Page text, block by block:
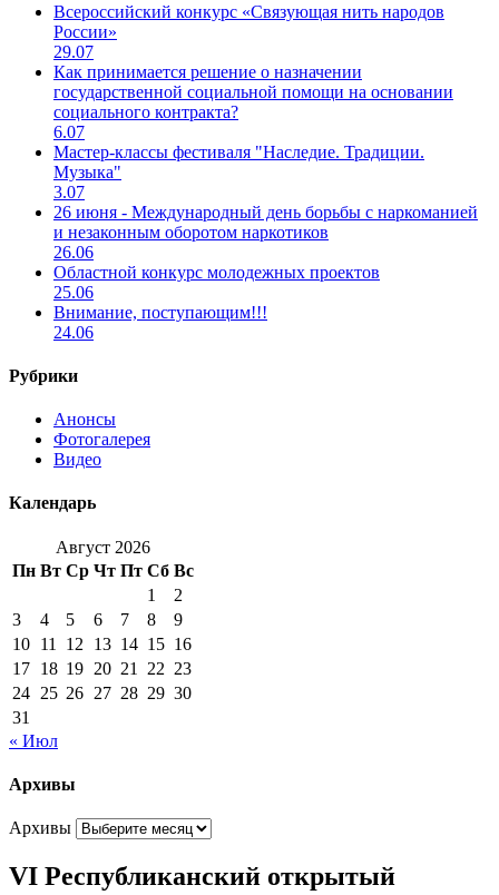
Всероссийский конкурс «Связующая нить народов
России»
29.07
Как принимается решение о назначении
государственной социальной помощи на основании
социального контракта?
6.07
Мастер-классы фестиваля "Наследие. Традиции.
Музыка"
3.07
26 июня - Международный день борьбы с наркоманией
и незаконным оборотом наркотиков
26.06
Областной конкурс молодежных проектов
25.06
Внимание, поступающим!!!
24.06
Рубрики
Анонсы
Фотогалерея
Видео
Календарь
Август 2026
Пн Вт Ср Чт Пт Сб Вс
1
2
3
4 5 6 7 8
9
10 11 12 13 14 15 16
17 18 19 20 21 22 23
24 25 26 27 28 29 30
31
« Июл
Архивы
Архивы
VI Республиканский открытый